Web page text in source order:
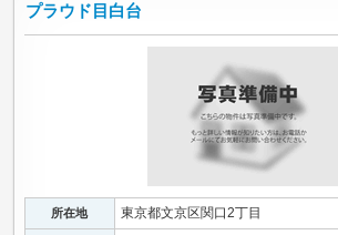
プラウド目白台
所在地 東京都文京区関口2丁目